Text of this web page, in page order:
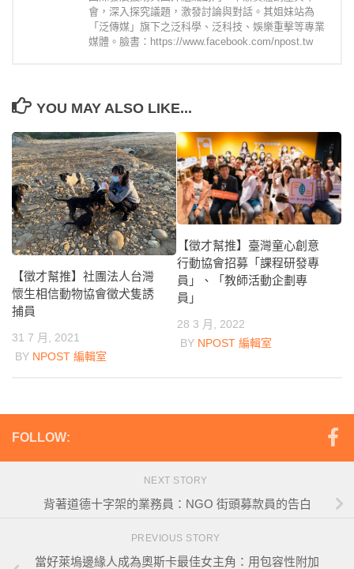
會，深入探究議題，激發討論與對話。其姐妹站為
「泛傳媒」旗下之泛科學、泛科技、娛樂重擊等專業
媒體。臉書：https://www.facebook.com/npost.tw
YOU MAY ALSO LIKE...
【徵才幫推】社團法人台灣
懷生相信動物協會徵犬隻誘
捕員
31 7 月, 2021
BY NPOST 編輯室
【徵才幫推】臺灣童心創意
行動協會招募「課程研發專
員」、「教師活動企劃專
員」
28 3 月, 2022
BY NPOST 編輯室
FOLLOW:
NEXT STORY
背著道德十字架的業務員：NGO 街頭募款員的告白
PREVIOUS STORY
當好萊塢邊緣人成為奧斯卡最佳女主角：用包容性附加